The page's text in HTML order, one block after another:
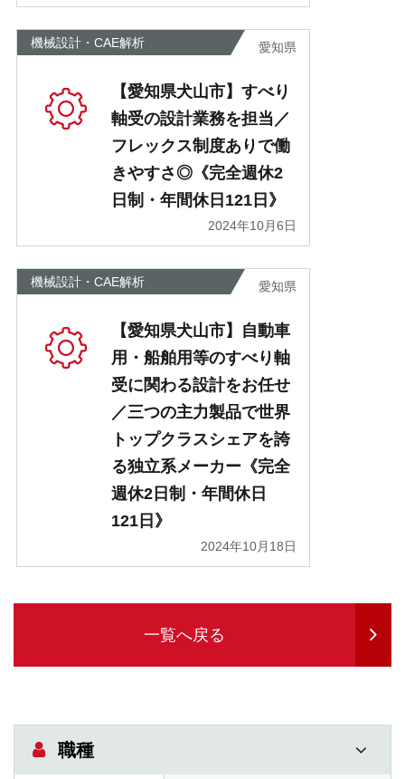
機械設計・CAE解析 愛知県
【愛知県犬山市】すべり
軸受の設計業務を担当／
フレックス制度ありで働
きやすさ◎《完全週休2
日制・年間休日121日》
2024年10月6日
機械設計・CAE解析 愛知県
【愛知県犬山市】自動車
用・船舶用等のすべり軸
受に関わる設計をお任せ
／三つの主力製品で世界
トップクラスシェアを誇
る独立系メーカー《完全
週休2日制・年間休日
121日》
2024年10月18日
一覧へ戻る
職種